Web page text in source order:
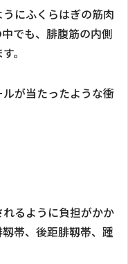
にふくらはぎの筋肉
でも、腓腹筋の内側
。
が当たったような衝
るように負担がかか
帯、後距腓靱帯、踵